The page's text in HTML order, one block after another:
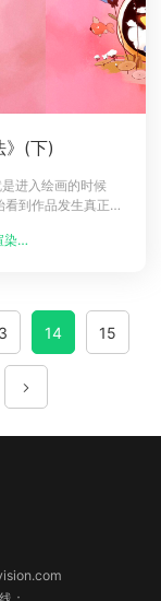
》(下)
进入绘画的时候
到作品发生真正转
格的UV的基本颜色
渲染设置
14 15